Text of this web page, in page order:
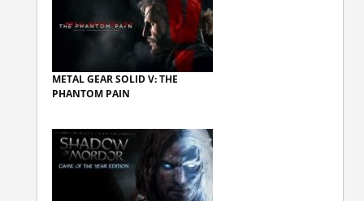
METAL GEAR SOLID V: THE
PHANTOM PAIN